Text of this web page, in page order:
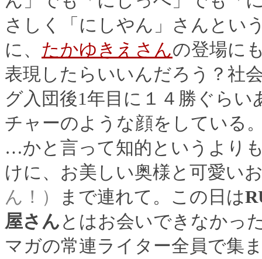
さしく「にしやん」さんとい
に、 たかゆきえさんの登場に
表現したらいいんだろう？社
グ入団後1年目に１４勝ぐら
チャーのような顔をしている
…かと言って知的というより
けに、お美しい奥様と可愛い
ん！）
まで連れて。この日は
屋さん とはお会いできなかっ
マガの常連ライター全員で集